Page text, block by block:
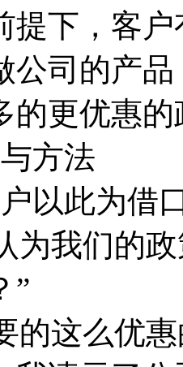
提下，客
公司的产
的更优惠
方法
此为借口
我们的政
”
这么优惠